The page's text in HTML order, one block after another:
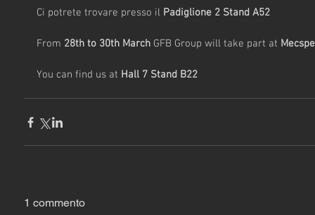
Ci potrete trovare presso il Padiglione 2 Stand A52
From 28th to 30th March GFB Group will take part at
You can find us at Hall 7 Stand B22
1 commento